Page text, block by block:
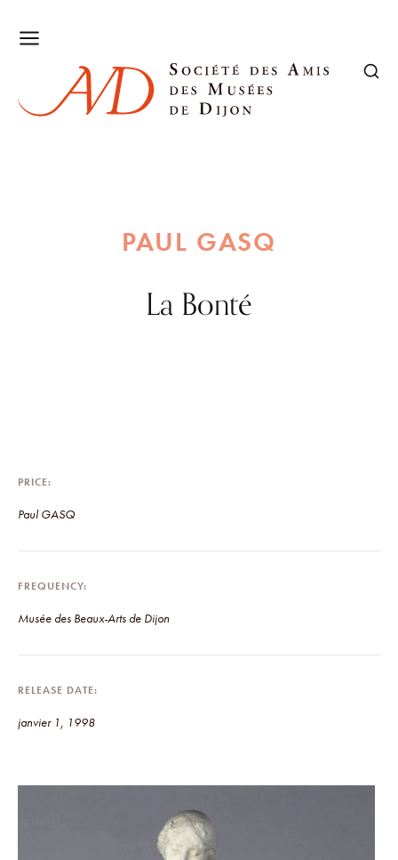
PAUL GASQ
La Bonté
PRICE
Paul GASQ
FREQUENCY
Musée des Beaux-Arts de Dijon
RELEASE DATE
janvier 1, 1998